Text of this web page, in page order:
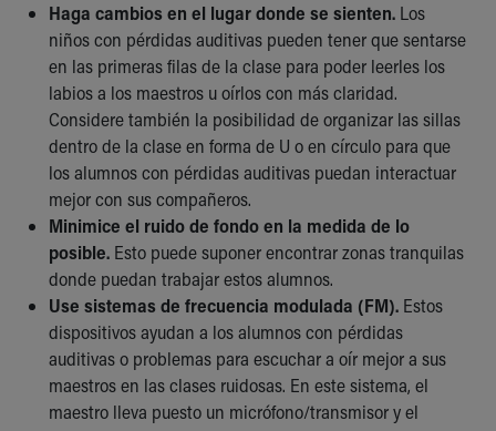
Gift Shop
Department of Public Safety
Health Info
Health Information
Healthy Info, Healthy Kids
Inside Children's Blog
KidsHealth Topics
Family Library
Educational Resources
Injury Prevention
Medical Records
Symptom Checker
Skip to main content
Haga cambios en el lugar donde se sienten. Los
niños con pérdidas auditivas pueden tener que sentarse
en las primeras filas de la clase para poder leerles los
labios a los maestros u oírlos con más claridad.
Considere también la posibilidad de organizar las sillas
dentro de la clase en forma de U o en círculo para que
los alumnos con pérdidas auditivas puedan interactuar
mejor con sus compañeros.
Minimice el ruido de fondo en la medida de lo
posible. Esto puede suponer encontrar zonas tranquilas
donde puedan trabajar estos alumnos.
Use sistemas de frecuencia modulada (FM). Estos
dispositivos ayudan a los alumnos con pérdidas
auditivas o problemas para escuchar a oír mejor a sus
maestros en las clases ruidosas. En este sistema, el
maestro lleva puesto un micrófono/transmisor y el